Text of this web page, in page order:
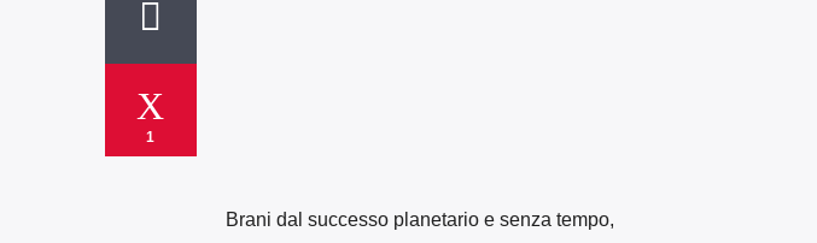
1
Brani dal successo planetario e senza tempo,